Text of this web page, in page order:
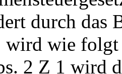
durch das
wie folgt
2 Z 1 wird